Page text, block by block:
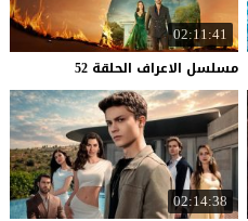
02:11:41
مسلسل الاعراف الحلقة 52
02:14:38